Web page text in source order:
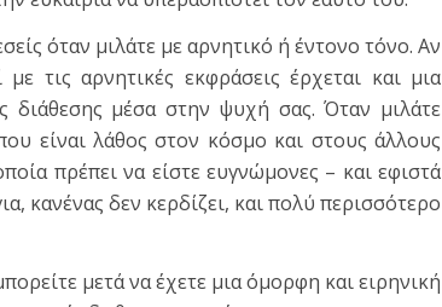
όταν μιλάτε με αρνητικό ή έντονο τόνο. Αν
τις αρνητικές εκφράσεις έρχεται και μια
διάθεσης μέσα στην ψυχή σας. Όταν μιλάτε
είναι λάθος στον κόσμο και στους άλλους
πρέπει να είστε ευγνώμονες – και εφιστά
κανένας δεν κερδίζει, και πολύ περισσότερο
μετά να έχετε μια όμορφη και ειρηνική